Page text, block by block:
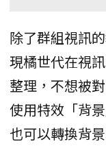
除了群組視訊
現橘世代在視
整理，不想被
使用特效「背
也可以轉換背